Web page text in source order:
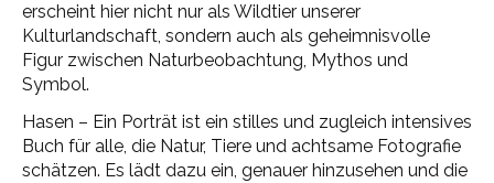
erscheint hier nicht nur als Wildtier unserer
Kulturlandschaft, sondern auch als geheimnisvolle
Figur zwischen Naturbeobachtung, Mythos und
Symbol.
Hasen – Ein Porträt ist ein stilles und zugleich intensives
Buch für alle, die Natur, Tiere und achtsame Fotografie
schätzen. Es lädt dazu ein, genauer hinzusehen und die